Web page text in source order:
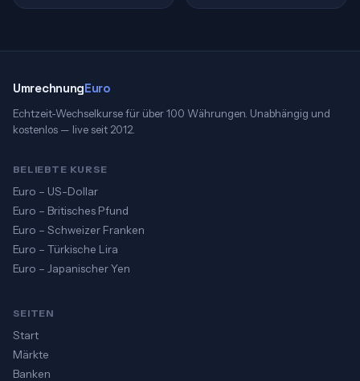
UmrechnungEuro
Echtzeit-Wechselkurse für über 100 Währungen. Unabhängig und
kostenlos — live seit 2012.
BELIEBTE KURSE
Euro – US-Dollar
Euro – Britisches Pfund
Euro – Schweizer Franken
Euro – Türkische Lira
Euro – Japanischer Yen
SEITEN
Start
Märkte
Banken